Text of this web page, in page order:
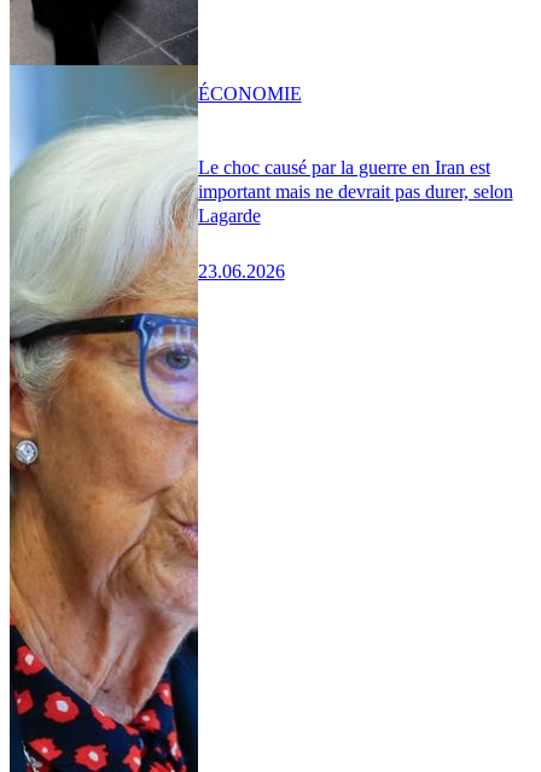
Le choc causé par la guerre en Iran est
important mais ne devrait pas durer, selon
Lagarde
23.06.2026
ÉCONOMIE